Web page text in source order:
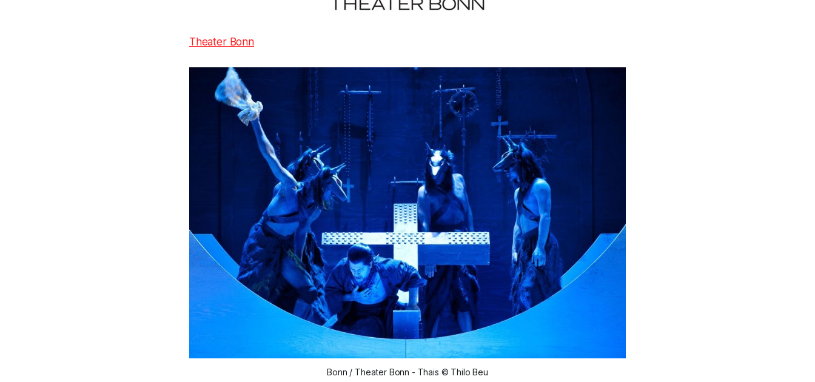
Theater Bonn
Bonn / Theater Bonn - Thais © Thilo Beu